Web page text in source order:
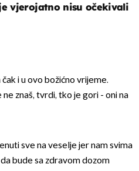
vjerojatno nisu očekivali
i u ovo božićno vrijeme.
znaš, tvrdi, tko je gori - oni na
sve na veselje jer nam svima
bude sa zdravom dozom